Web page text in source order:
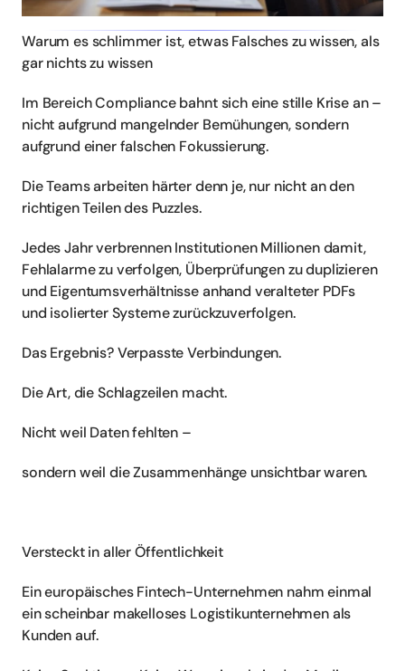
Warum es schlimmer ist, etwas Falsches zu wissen, als
gar nichts zu wissen
Im Bereich Compliance bahnt sich eine stille Krise an –
nicht aufgrund mangelnder Bemühungen, sondern
aufgrund einer falschen Fokussierung.
Die Teams arbeiten härter denn je, nur nicht an den
richtigen Teilen des Puzzles.
Jedes Jahr verbrennen Institutionen Millionen damit,
Fehlalarme zu verfolgen, Überprüfungen zu duplizieren
und Eigentumsverhältnisse anhand veralteter PDFs
und isolierter Systeme zurückzuverfolgen.
Das Ergebnis? Verpasste Verbindungen.
Die Art, die Schlagzeilen macht.
Nicht weil Daten fehlten –
sondern weil die Zusammenhänge unsichtbar waren.
Versteckt in aller Öffentlichkeit
Ein europäisches Fintech-Unternehmen nahm einmal
ein scheinbar makelloses Logistikunternehmen als
Kunden auf.